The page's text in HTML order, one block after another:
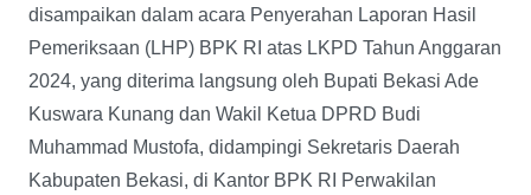
disampaikan dalam acara Penyerahan Laporan Hasil
Pemeriksaan (LHP) BPK RI atas LKPD Tahun Anggaran
2024, yang diterima langsung oleh Bupati Bekasi Ade
Kuswara Kunang dan Wakil Ketua DPRD Budi
Muhammad Mustofa, didampingi Sekretaris Daerah
Kabupaten Bekasi, di Kantor BPK RI Perwakilan